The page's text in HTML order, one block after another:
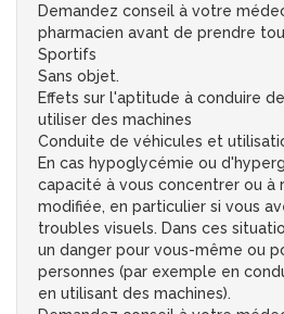
Demandez conseil à votre
pharmacien avant de prendre
Sportifs
Sans objet.
Effets sur l'aptitude à conduire
utiliser des machines
Conduite de véhicules et
En cas hypoglycémie ou
capacité à vous concentrer ou à
modifiée, en particulier si vous
troubles visuels. Dans ces
un danger pour vous-même ou
personnes (par exemple en
en utilisant des machines).